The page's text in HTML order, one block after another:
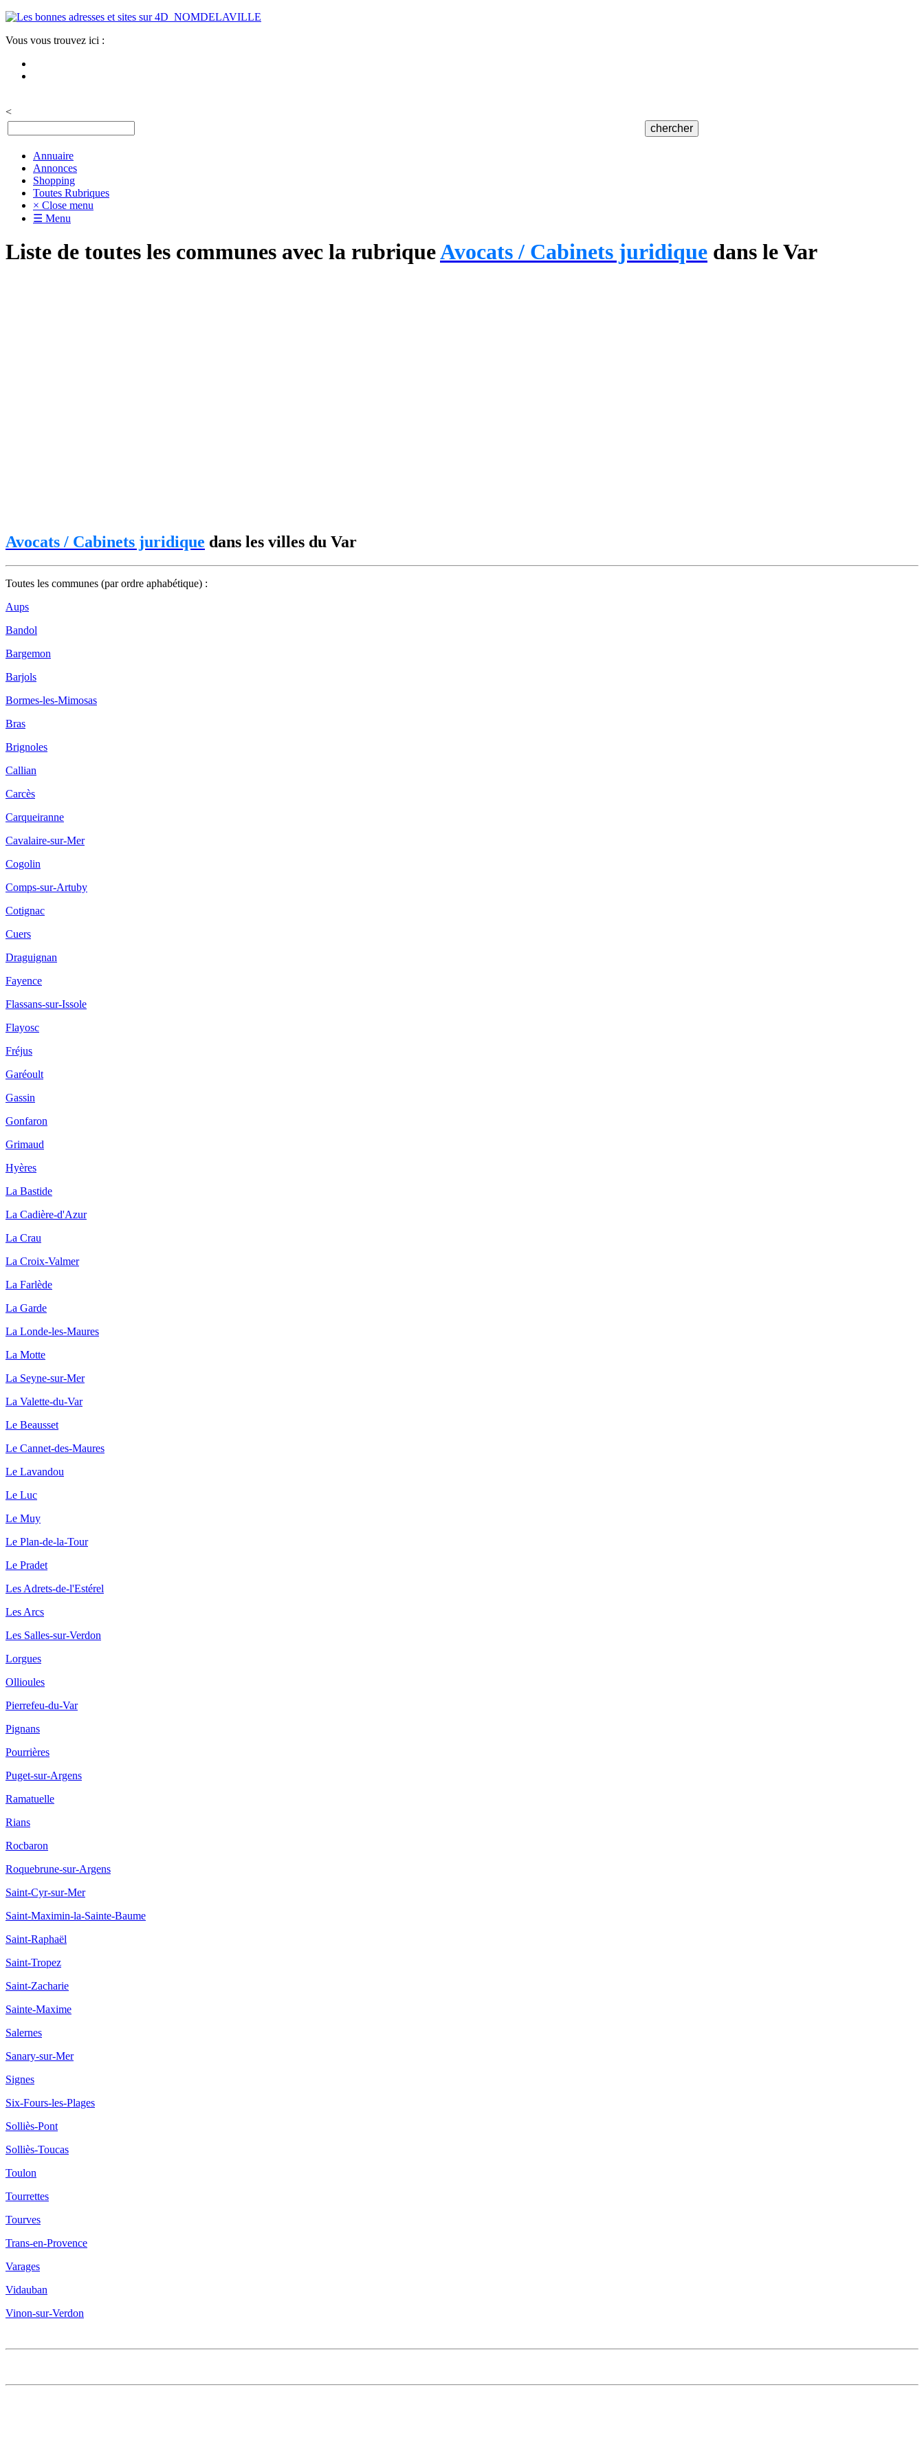
Vous vous trouvez ici :
<
Annuaire
Annonces
Shopping
Toutes Rubriques
× Close menu
☰ Menu
Liste de toutes les communes avec la rubriqueAvocats / Cabinets juridique dans le Var
Avocats / Cabinets juridique dans les villes du Var
Toutes les communes (par ordre aphabétique) :
Aups
Bandol
Bargemon
Barjols
Bormes-les-Mimosas
Bras
Brignoles
Callian
Carcès
Carqueiranne
Cavalaire-sur-Mer
Cogolin
Comps-sur-Artuby
Cotignac
Cuers
Draguignan
Fayence
Flassans-sur-Issole
Flayosc
Fréjus
Garéoult
Gassin
Gonfaron
Grimaud
Hyères
La Bastide
La Cadière-d'Azur
La Crau
La Croix-Valmer
La Farlède
La Garde
La Londe-les-Maures
La Motte
La Seyne-sur-Mer
La Valette-du-Var
Le Beausset
Le Cannet-des-Maures
Le Lavandou
Le Luc
Le Muy
Le Plan-de-la-Tour
Le Pradet
Les Adrets-de-l'Estérel
Les Arcs
Les Salles-sur-Verdon
Lorgues
Ollioules
Pierrefeu-du-Var
Pignans
Pourrières
Puget-sur-Argens
Ramatuelle
Rians
Rocbaron
Roquebrune-sur-Argens
Saint-Cyr-sur-Mer
Saint-Maximin-la-Sainte-Baume
Saint-Raphaël
Saint-Tropez
Saint-Zacharie
Sainte-Maxime
Salernes
Sanary-sur-Mer
Signes
Six-Fours-les-Plages
Solliès-Pont
Solliès-Toucas
Toulon
Tourrettes
Tourves
Trans-en-Provence
Varages
Vidauban
Vinon-sur-Verdon